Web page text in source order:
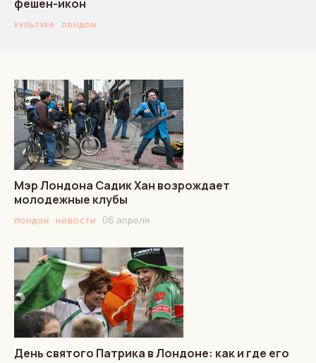
фешен-икон
КУЛЬТУРА ЛОНДОН
Мэр Лондона Садик Хан возрождает
молодежные клубы
ЛОНДОН НОВОСТИ 08 апреля
День святого Патрика в Лондоне: как и где его